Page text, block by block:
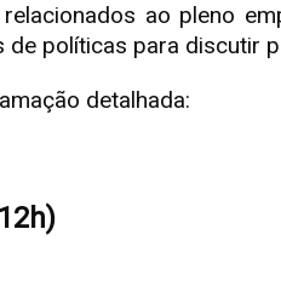
ao pleno
políticas para discutir
detalhada: